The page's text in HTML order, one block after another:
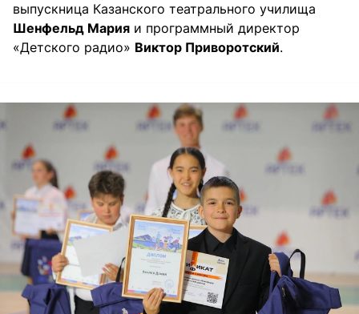
выпускница Казанского театрального училища
Шенфельд Мария и программный директор
«Детского радио» Виктор Приворотский.